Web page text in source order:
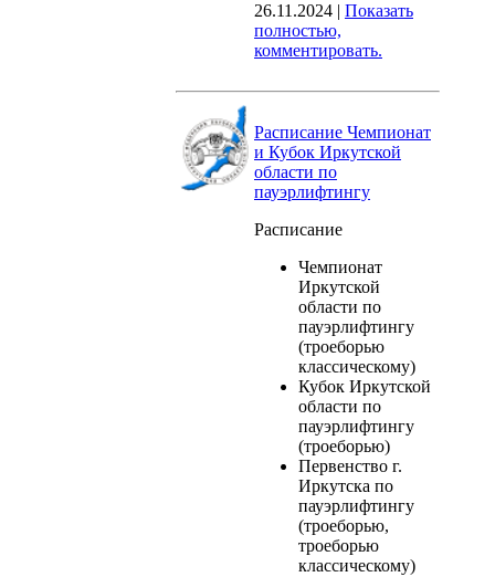
26.11.2024 | Показать
полностью,
комментировать.
Расписание Чемпионат
и Кубок Иркутской
области по
пауэрлифтингу
Расписание
Чемпионат
Иркутской
области по
пауэрлифтингу
(троеборью
классическому)
Кубок Иркутской
области по
пауэрлифтингу
(троеборью)
Первенство г.
Иркутска по
пауэрлифтингу
(троеборью,
троеборью
классическому)